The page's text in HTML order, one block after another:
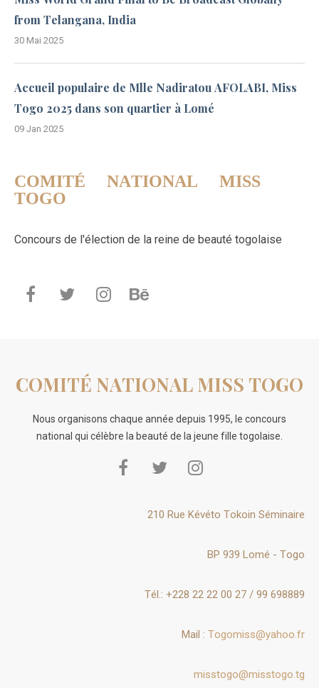
from Telangana, India
30 Mai 2025
Accueil populaire de Mlle Nadiratou AFOLABI, Miss
Togo 2025 dans son quartier à Lomé
09 Jan 2025
COMITÉ NATIONAL MISS
TOGO
Concours de l'élection de la reine de beauté togolaise
COMITÉ NATIONAL MISS TOGO
Nous organisons chaque année depuis 1995, le concours
national qui célèbre la beauté de la jeune fille togolaise.
210 Rue Kévéto Tokoin Séminaire
BP 939 Lomé - Togo
Tél.: +228 22 22 00 27 / 99 698889
Mail : Togomiss@yahoo.fr
misstogo@misstogo.tg